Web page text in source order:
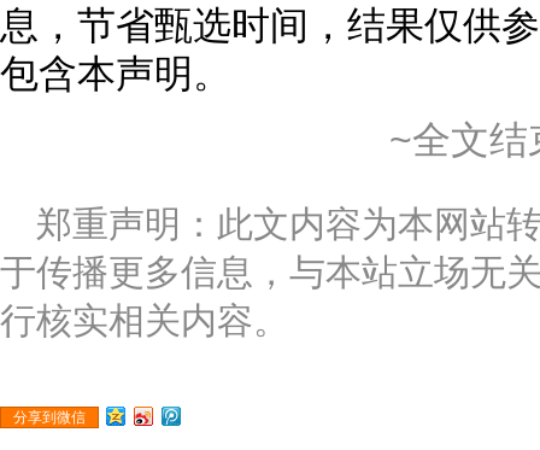
息，节省甄选时间，结果仅供
包含本声明。
~全文结
郑重声明：此文内容为本网站
于传播更多信息，与本站立场无
行核实相关内容。
分享到微信